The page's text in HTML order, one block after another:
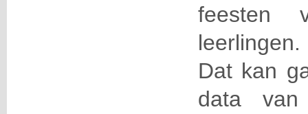
feesten
leerlingen.
Dat kan
data